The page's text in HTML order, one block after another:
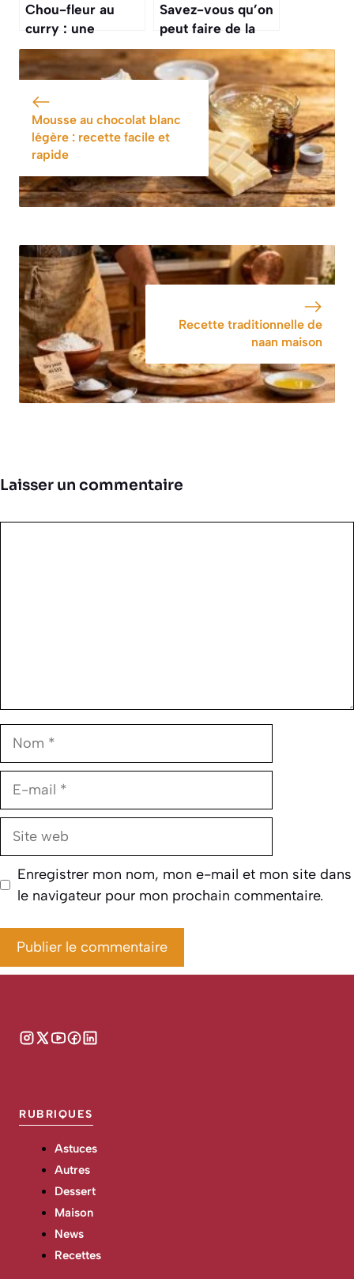
Chou-fleur au
curry : une
recette
savoureuse et
exotique
Savez-vous qu’on
peut faire de la
« semoule » de
chou-fleur, une
alternative saine
et sans gluten ?
Mousse au chocolat blanc
légère : recette facile et
rapide
Recette traditionnelle de
naan maison
Laisser un commentaire
Nom
E-
Site
Enregistrer mon nom, mon e-mail et mon site dans
le navigateur pour mon prochain commentaire.
RUBRIQUES
Astuces
Autres
Dessert
Maison
News
Recettes